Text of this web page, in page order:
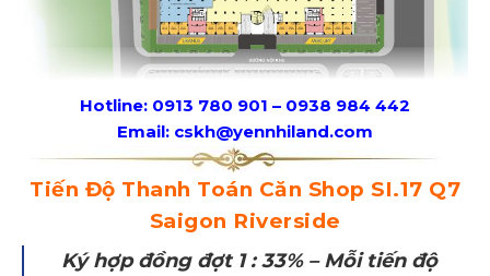
Hotline: 0913 780 901 – 0938 984 442
Email: cskh@yennhiland.com
Tiến Độ Thanh Toán Căn Shop SI.17 Q7
Saigon Riverside
Ký hợp đồng đợt 1 : 33% – Mỗi tiến độ